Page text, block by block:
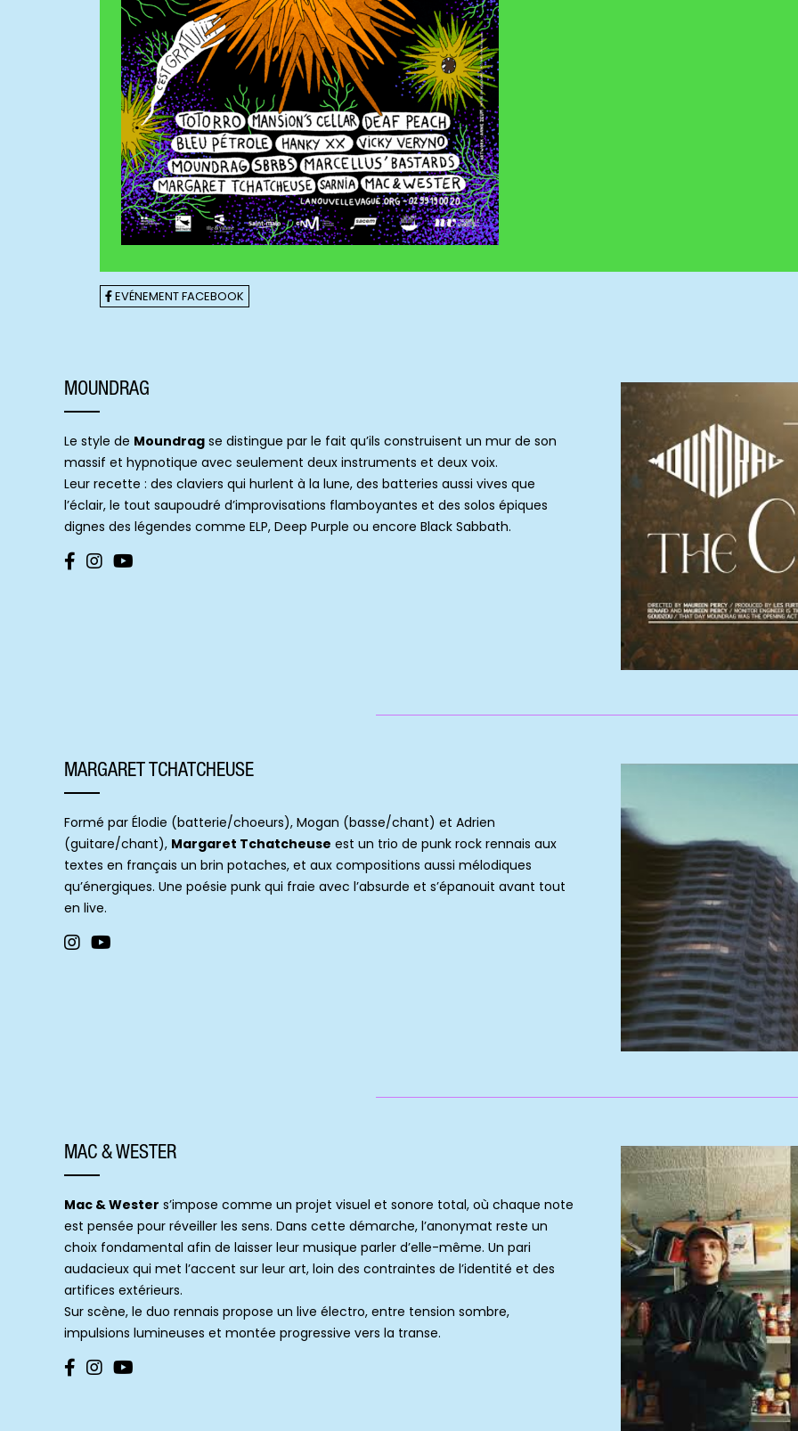
EVÉNEMENT FACEBOOK
MOUNDRAG
Le style de Moundrag se distingue par le fait qu’ils construisent un mur de son
massif et hypnotique avec seulement deux instruments et deux voix.
Leur recette : des claviers qui hurlent à la lune, des batteries aussi vives que
l’éclair, le tout saupoudré d’improvisations flamboyantes et des solos épiques
dignes des légendes comme ELP, Deep Purple ou encore Black Sabbath.
MARGARET TCHATCHEUSE
Formé par Élodie (batterie/choeurs), Mogan (basse/chant) et Adrien
(guitare/chant), Margaret Tchatcheuse est un trio de punk rock rennais aux
textes en français un brin potaches, et aux compositions aussi mélodiques
qu’énergiques. Une poésie punk qui fraie avec l’absurde et s’épanouit avant tout
en live.
MAC & WESTER
Mac & Wester s’impose comme un projet visuel et sonore total, où chaque note
est pensée pour réveiller les sens. Dans cette démarche, l’anonymat reste un
choix fondamental afin de laisser leur musique parler d’elle-même. Un pari
audacieux qui met l’accent sur leur art, loin des contraintes de l’identité et des
artifices extérieurs.
Sur scène, le duo rennais propose un live électro, entre tension sombre,
impulsions lumineuses et montée progressive vers la transe.